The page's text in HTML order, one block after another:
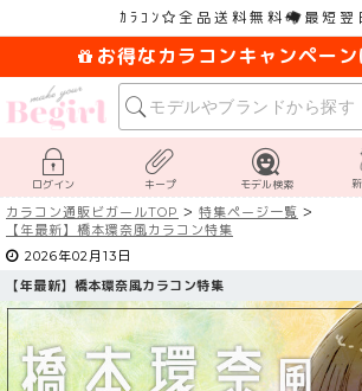
ｶﾗｺﾝ 全品送料無料 最短翌
お得なカラコンキャンペー
ログイン キープ モデル検索
カラコン通販ビガールTOP
特集ページ一覧
【 年最新】橋本環奈風カラコン特集
2026年02月13日
【年最新】橋本環奈風カラコン特集